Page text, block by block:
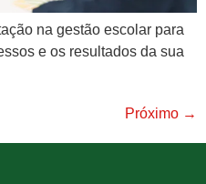
na gestão escolar para
e os resultados da sua
Próximo →